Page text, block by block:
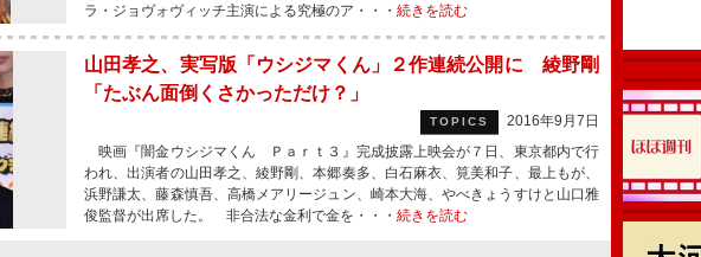
ラ・ジョヴォヴィッチ主演による究極のア・・・ 続きを読む
山田孝之、実写版「ウシジマくん」２作連続公開に 綾野剛
「たぶん面倒くさかっただけ？」
TOPICS
2016年9月7日
映画『闇金ウシジマくん Ｐａｒｔ３』完成披露上映会が７日、東京都内で行
われ、出演者の山田孝之、綾野剛、本郷奏多、白石麻衣、筧美和子、最上もが、
浜野謙太、藤森慎吾、高橋メアリージュン、崎本大海、やべきょうすけと山口雅
俊監督が出席した。 非合法な金利で金を・・・ 続きを読む